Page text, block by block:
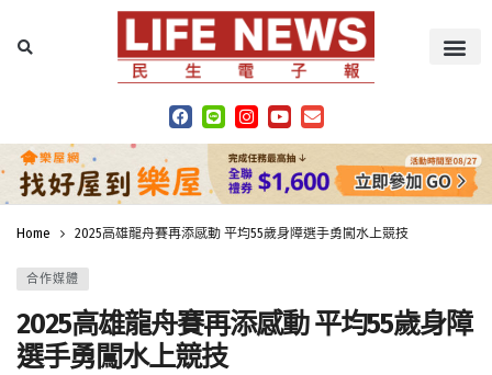
Home 2025高雄龍舟賽再添感動 平均55歲身障選手勇闖水上競技
合作媒體
2025高雄龍舟賽再添感動 平均55歲身障
選手勇闖水上競技